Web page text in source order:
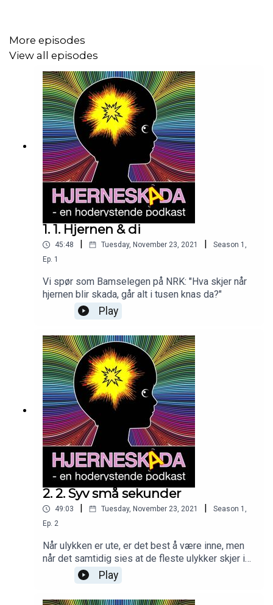
More episodes
View all episodes
1. 1. Hjernen & di
45:48 | Tuesday, November 23, 2021 | Season 1 ,
Ep. 1
Vi spør som Bamselegen på NRK: "Hva skjer når
hjernen blir skada, går alt i tusen knas da?"
Play
2. 2. Syv små sekunder
49:03 Tuesday, November 23, 2021 Season 1 ,
Ep. 2
Når ulykken er ute, er det best å være inne, men
når det samtidig sies at de fleste ulykker skjer i
hjemmet... hva da, da?Syv små sekunder det er alt
som skal til for at ingenting blir som før. Før du
aner ordet av det, er livet som du kjente det
Play